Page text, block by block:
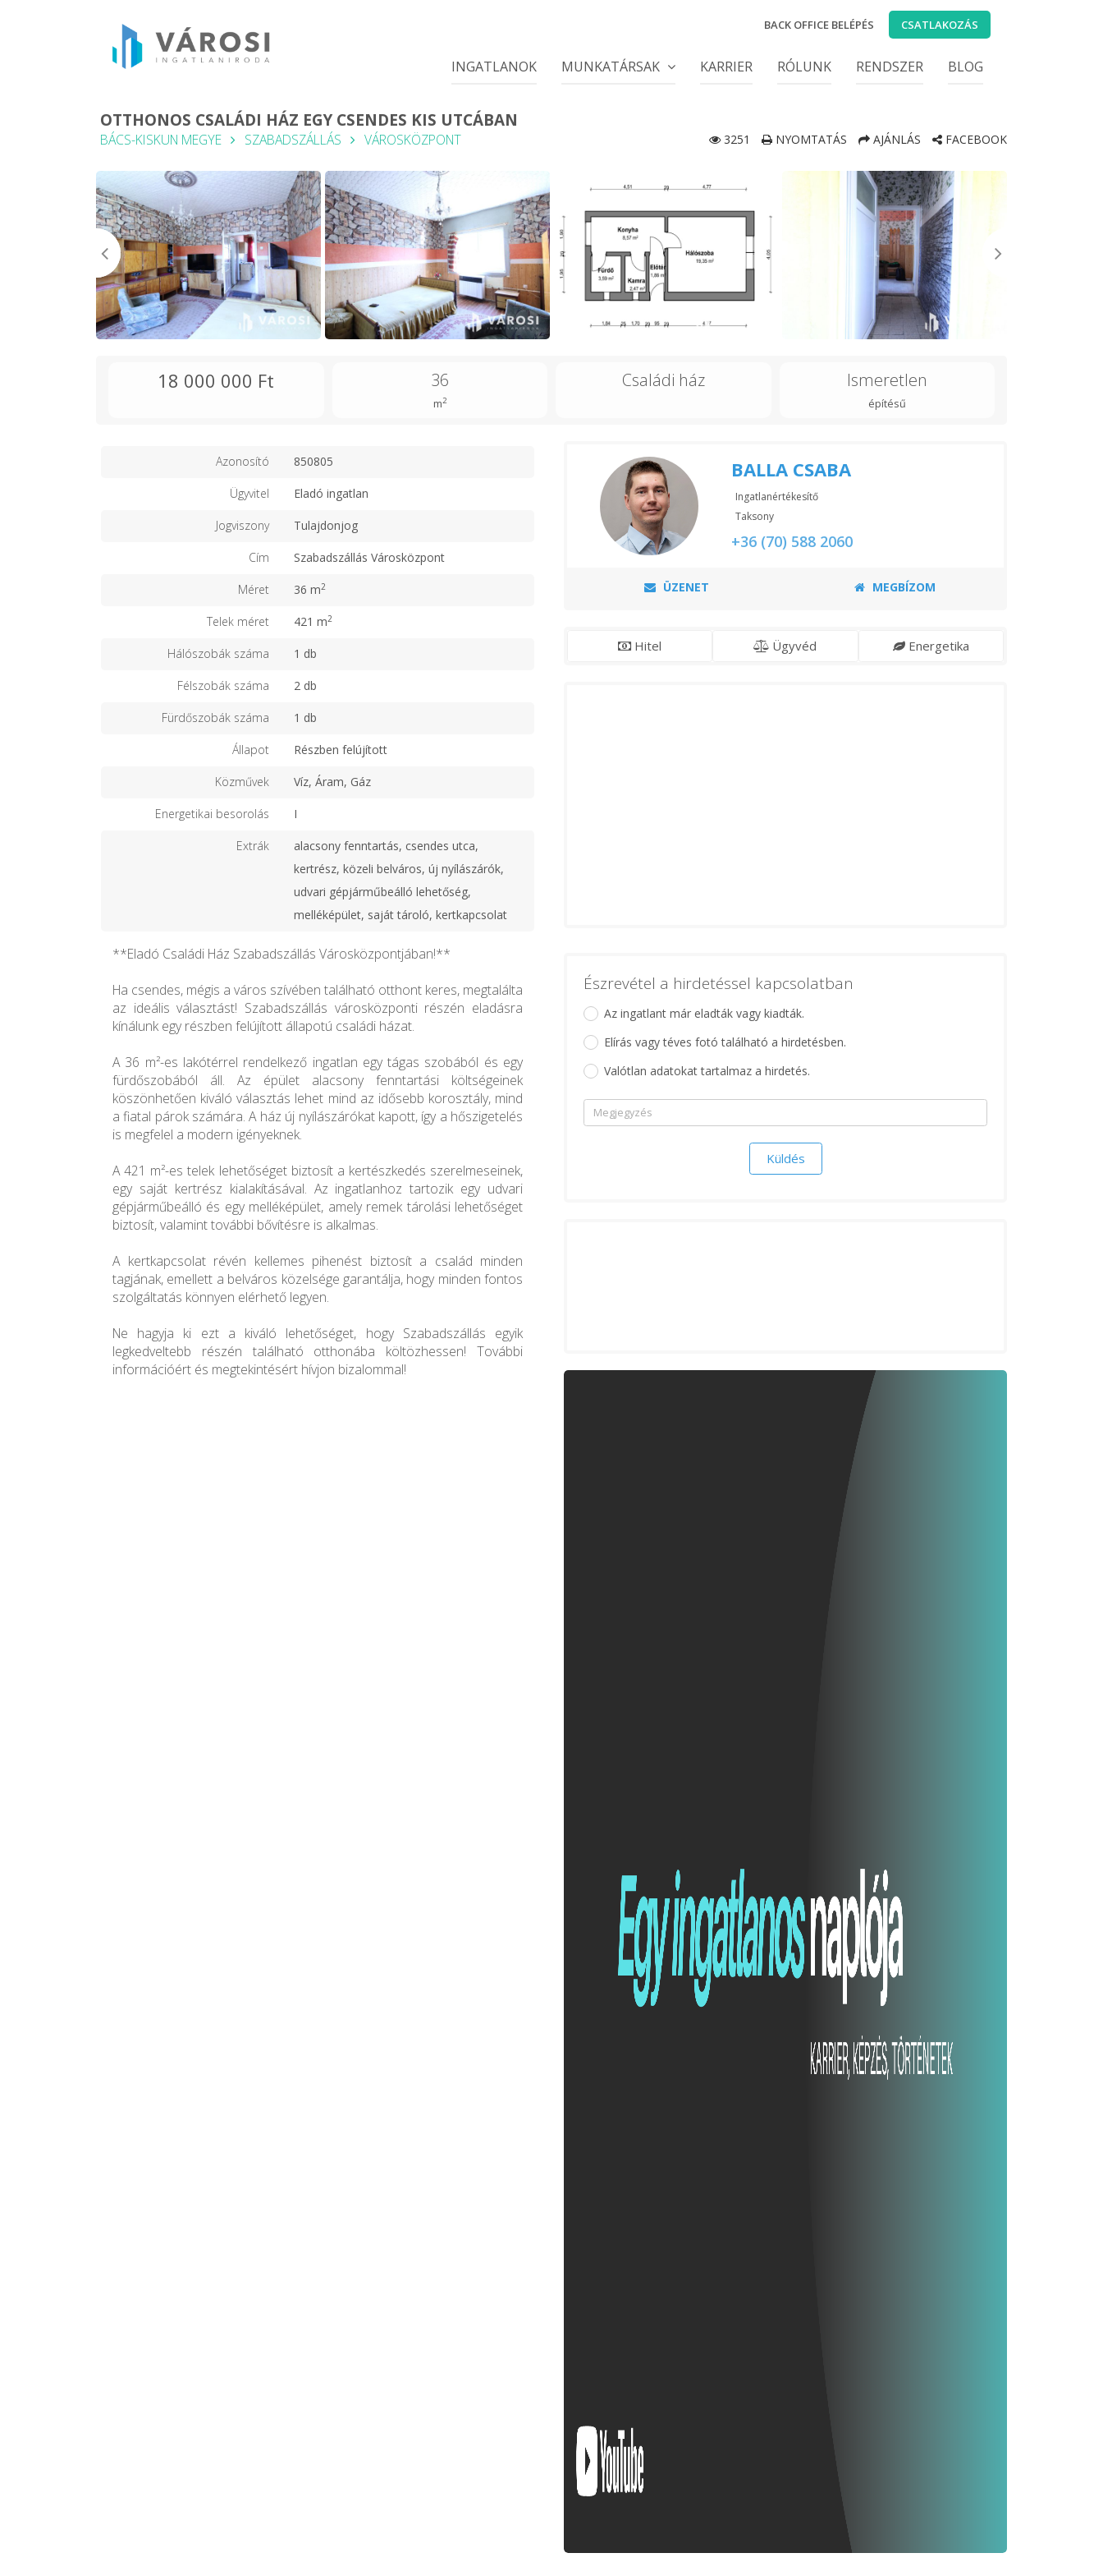
BACK OFFICE BELÉPÉS CSATLAKOZÁS
INGATLANOK MUNKATÁRSAK KARRIER RÓLUNK RENDSZER BLOG
OTTHONOS CSALÁDI HÁZ EGY CSENDES KIS UTCÁBAN
BÁCS-KISKUN MEGYE SZABADSZÁLLÁS VÁROSKÖZPONT 3251 NYOMTATÁS AJÁNLÁS FACEBOOK
18 000 000 Ft 36
m2
Családi ház Ismeretlen
építésű
Azonosító 850805
Ügyvitel Eladó ingatlan
Jogviszony Tulajdonjog
Cím Szabadszállás Városközpont
Méret 36 m2
Telek méret 421 m2
Hálószobák száma 1 db
Félszobák száma 2 db
Fürdőszobák száma 1 db
Állapot Részben felújított
Közművek Víz, Áram, Gáz
Energetikai besorolás I
Extrák
alacsony fenntartás, csendes utca,
kertrész, közeli belváros, új nyílászárók,
udvari gépjárműbeálló lehetőség,
melléképület, saját tároló, kertkapcsolat
**Eladó Családi Ház Szabadszállás Városközpontjában!**
Ha csendes, mégis a város szívében található otthont keres, megtalálta
az ideális választást! Szabadszállás városközponti részén eladásra
kínálunk egy részben felújított állapotú családi házat.
A 36 m²-es lakótérrel rendelkező ingatlan egy tágas szobából és egy
fürdőszobából áll. Az épület alacsony fenntartási költségeinek
köszönhetően kiváló választás lehet mind az idősebb korosztály, mind
a fiatal párok számára. A ház új nyílászárókat kapott, így a hőszigetelés
is megfelel a modern igényeknek.
A 421 m²-es telek lehetőséget biztosít a kertészkedés szerelmeseinek,
egy saját kertrész kialakításával. Az ingatlanhoz tartozik egy udvari
gépjárműbeálló és egy melléképület, amely remek tárolási lehetőséget
biztosít, valamint további bővítésre is alkalmas.
A kertkapcsolat révén kellemes pihenést biztosít a család minden
tagjának, emellett a belváros közelsége garantálja, hogy minden fontos
szolgáltatás könnyen elérhető legyen.
Ne hagyja ki ezt a kiváló lehetőséget, hogy Szabadszállás egyik
legkedveltebb részén található otthonába költözhessen! További
információért és megtekintésért hívjon bizalommal!
BALLA CSABA
Ingatlanértékesítő
Taksony
+36 (70) 588 2060
ÜZENET MEGBÍZOM
Hitel Ügyvéd Energetika
Észrevétel a hirdetéssel kapcsolatban
Az ingatlant már eladták vagy kiadták.
Elírás vagy téves fotó található a hirdetésben.
Valótlan adatokat tartalmaz a hirdetés.